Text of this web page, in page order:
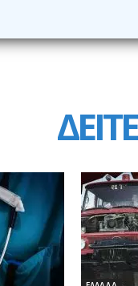
ΔΕΙΤΕ